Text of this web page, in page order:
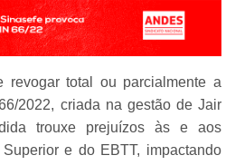
revogar total ou parcialmente a
2022, criada na gestão de Jair
trouxe prejuízos às e aos
e do EBTT, impactando